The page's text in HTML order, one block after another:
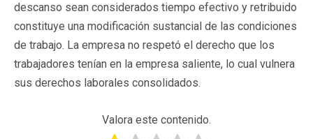
descanso sean considerados tiempo efectivo y retribuido
constituye una modificación sustancial de las condiciones
de trabajo. La empresa no respetó el derecho que los
trabajadores tenían en la empresa saliente, lo cual vulnera
sus derechos laborales consolidados.
Valora este contenido.